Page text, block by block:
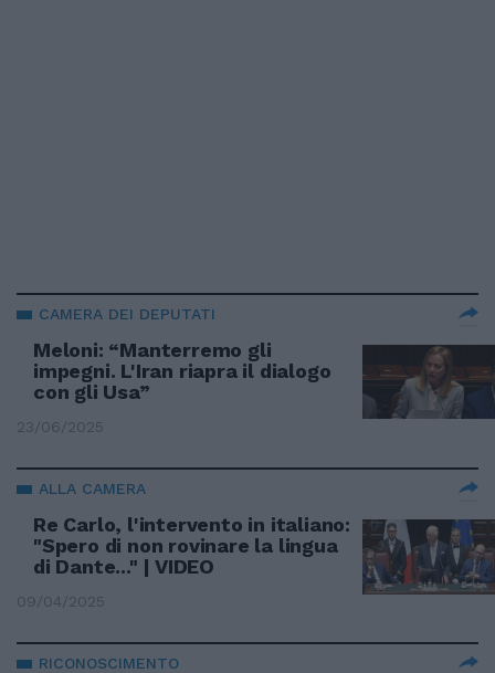
CAMERA DEI DEPUTATI
Meloni: “Manterremo gli
impegni. L'Iran riapra il dialogo
con gli Usa”
23/06/2025
ALLA CAMERA
Re Carlo, l'intervento in italiano:
"Spero di non rovinare la lingua
di Dante..." | VIDEO
09/04/2025
RICONOSCIMENTO